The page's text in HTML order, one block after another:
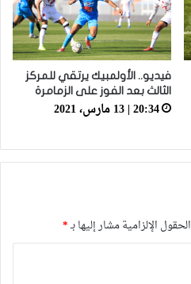
فيديو.. الأولمبيك يرتقي للمركز
الثالث بعد الفوز على الزمامرة
20:34 | 13 مارس، 2021
الحقول الإلزامية مشار إليها بـ*